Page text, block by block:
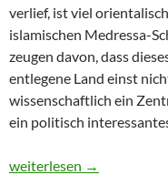
verlief, ist viel
islamischen Medressa-
zeugen davon, dass
entlegene Land einst
wissenschaftlich ein
ein politisch
Usbekistan 2025:
weiterlesen →